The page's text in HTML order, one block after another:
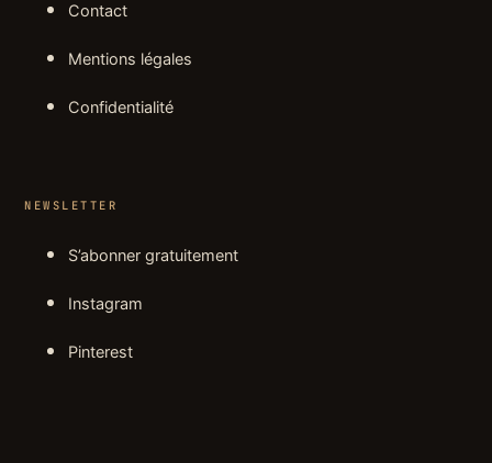
Contact
Mentions légales
Confidentialité
NEWSLETTER
S’abonner gratuitement
Instagram
Pinterest